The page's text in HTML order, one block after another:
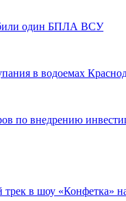
один БПЛА ВСУ
в водоемах
по внедрению
трек в шоу «Конфетка»